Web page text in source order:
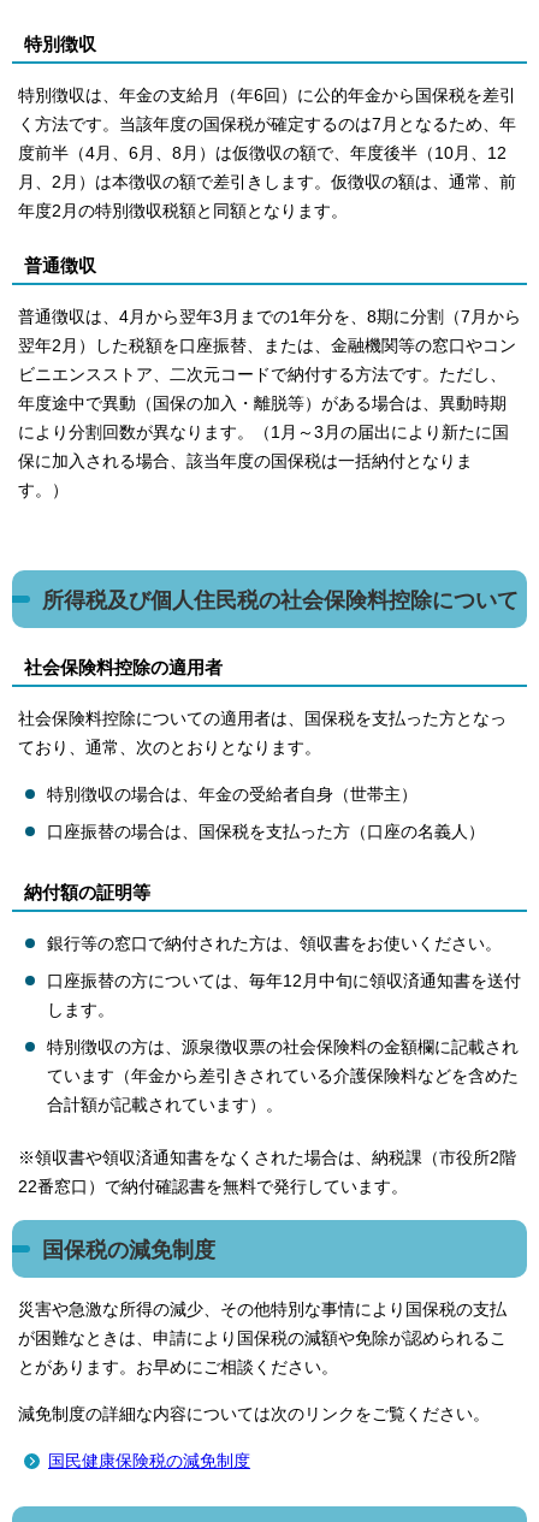
特別徴収
特別徴収は、年金の支給月（年6回）に公的年金から国保税を差引
く方法です。当該年度の国保税が確定するのは7月となるため、年
度前半（4月、6月、8月）は仮徴収の額で、年度後半（10月、12
月、2月）は本徴収の額で差引きします。仮徴収の額は、通常、前
年度2月の特別徴収税額と同額となります。
普通徴収
普通徴収は、4月から翌年3月までの1年分を、8期に分割（7月から
翌年2月）した税額を口座振替、または、金融機関等の窓口やコン
ビニエンスストア、二次元コードで納付する方法です。ただし、
年度途中で異動（国保の加入・離脱等）がある場合は、異動時期
により分割回数が異なります。（1月～3月の届出により新たに国
保に加入される場合、該当年度の国保税は一括納付となりま
す。）
所得税及び個人住民税の社会保険料控除について
社会保険料控除の適用者
社会保険料控除についての適用者は、国保税を支払った方となっ
ており、通常、次のとおりとなります。
特別徴収の場合は、年金の受給者自身（世帯主）
口座振替の場合は、国保税を支払った方（口座の名義人）
納付額の証明等
銀行等の窓口で納付された方は、領収書をお使いください。
口座振替の方については、毎年12月中旬に領収済通知書を送付
します。
特別徴収の方は、源泉徴収票の社会保険料の金額欄に記載され
ています（年金から差引きされている介護保険料などを含めた
合計額が記載されています）。
※領収書や領収済通知書をなくされた場合は、納税課（市役所2階
22番窓口）で納付確認書を無料で発行しています。
国保税の減免制度
災害や急激な所得の減少、その他特別な事情により国保税の支払
が困難なときは、申請により国保税の減額や免除が認められるこ
とがあります。お早めにご相談ください。
減免制度の詳細な内容については次のリンクをご覧ください。
国民健康保険税の減免制度